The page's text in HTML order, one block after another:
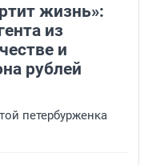
жизнь»:
из
и
рублей
петербурженка